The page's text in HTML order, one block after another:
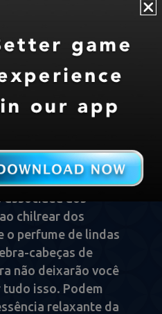
Clássico
Software
associada aos
chilrear dos
o perfume de lindas
cabeças de
não deixarão você
tudo isso. Podem
relaxante da